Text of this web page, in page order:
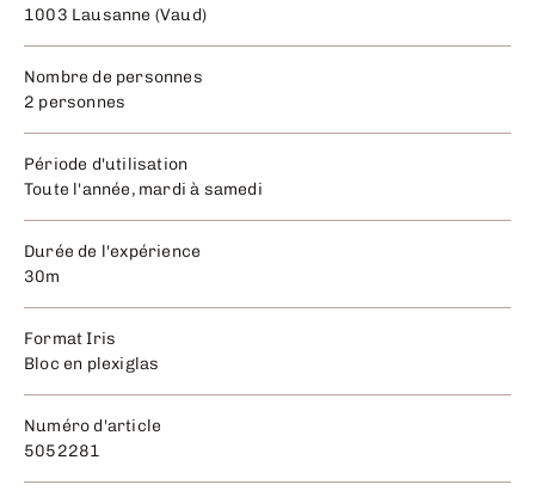
1003 Lausanne (Vaud)
Nombre de personnes
2 personnes
Période d'utilisation
Toute l'année, mardi à samedi
Durée de l'expérience
30m
Format Iris
Bloc en plexiglas
Numéro d'article
5052281